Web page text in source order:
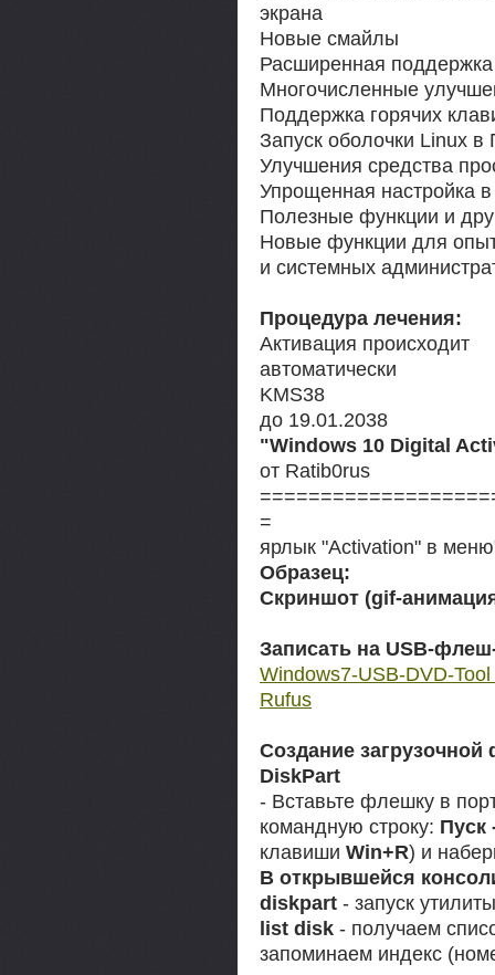
экрана
Новые смайлы
Расширенная
Многочисленные
Поддержка горячих
Запуск оболочки Linux в
Улучшения средства
Упрощенная настройка
Полезные функции и
Новые функции для
и системных
Процедура лечения:
Активация происходит
автоматически
KMS38
до 19.01.2038
"Windows 10 Digital
от Ratib0rus
=
ярлык "Activation" в
Образец:
Скриншот (gif-
Записать на USB-
Windows7-USB-DVD-
Rufus
Создание
DiskPart
- Вставьте флешку в
командную строку: Пуск
клавиши Win+R) и
В открывшейся
diskpart - запуск
list disk - получаем
запоминаем индекс